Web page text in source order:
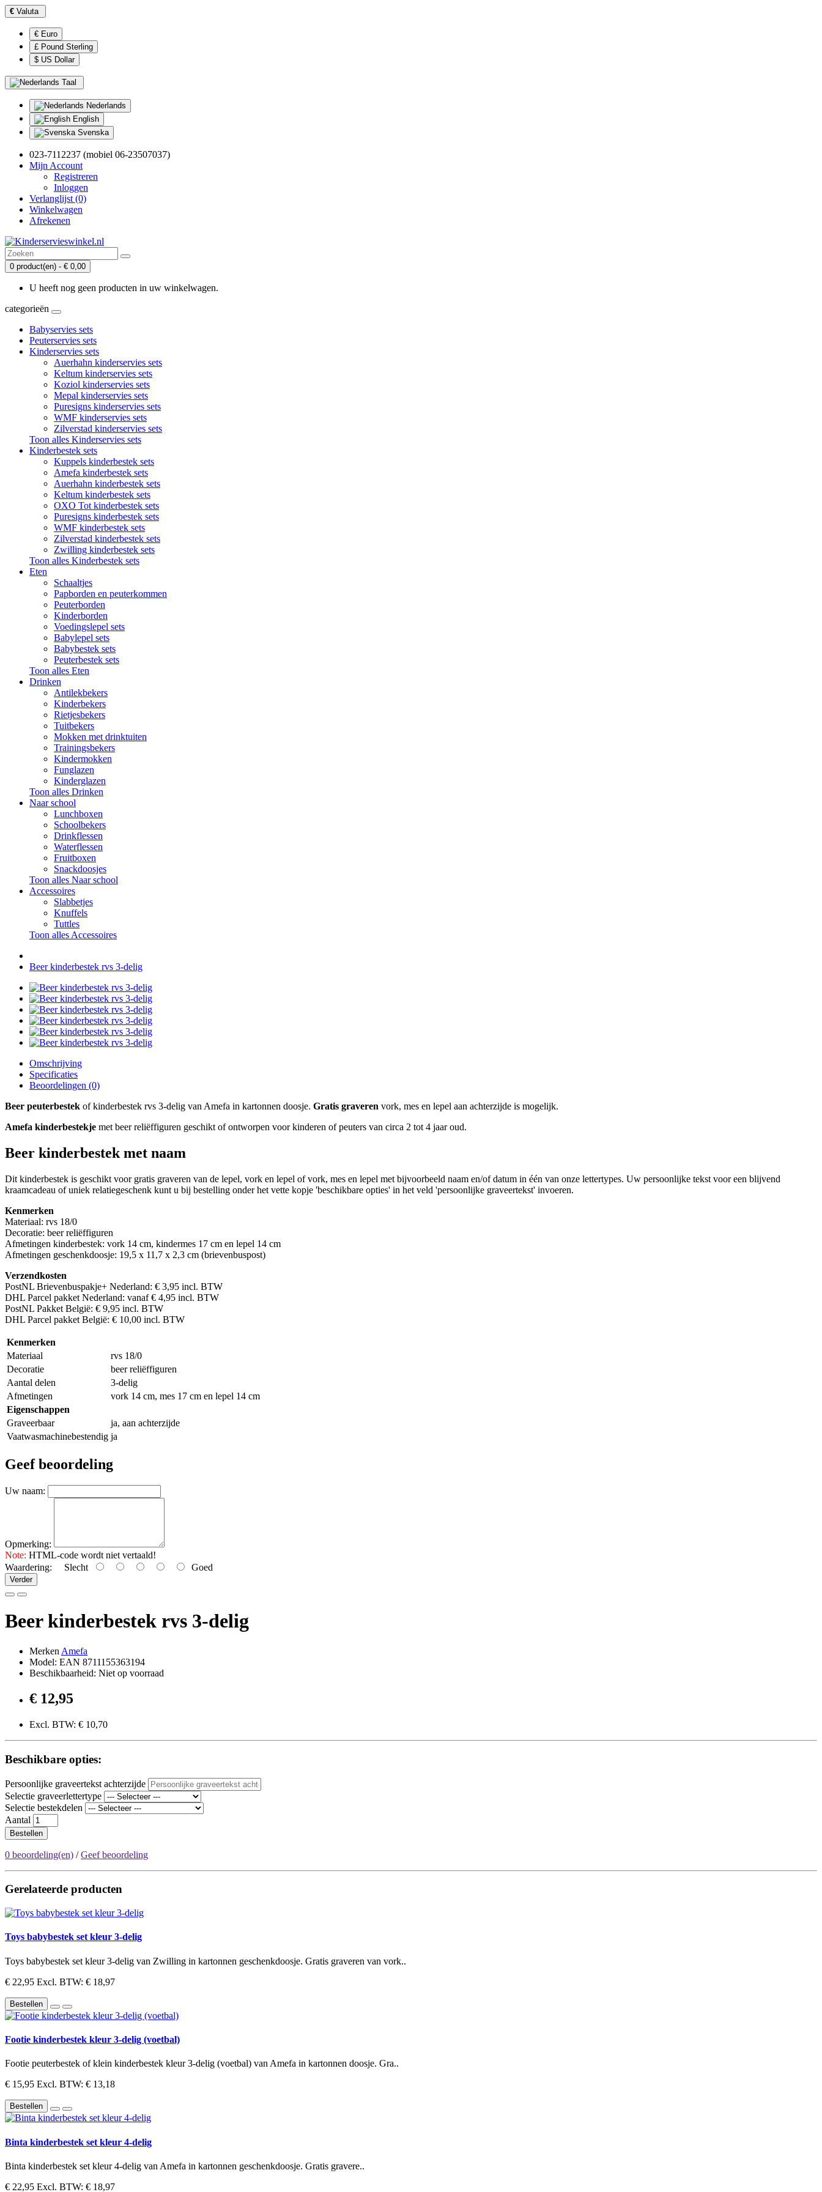
€ Valuta
€ Euro
£ Pound Sterling
$ US Dollar
Taal
Nederlands
English
Svenska
023-7112237 (mobiel 06-23507037)
Mijn Account
Registreren
Inloggen
Verlanglijst (0)
Winkelwagen
Afrekenen
0 product(en) - € 0,00
U heeft nog geen producten in uw winkelwagen.
categorieën
Babyservies sets
Peuterservies sets
Kinderservies sets
Auerhahn kinderservies sets
Keltum kinderservies sets
Koziol kinderservies sets
Mepal kinderservies sets
Puresigns kinderservies sets
WMF kinderservies sets
Zilverstad kinderservies sets
Toon alles Kinderservies sets
Kinderbestek sets
Kuppels kinderbestek sets
Amefa kinderbestek sets
Auerhahn kinderbestek sets
Keltum kinderbestek sets
OXO Tot kinderbestek sets
Puresigns kinderbestek sets
WMF kinderbestek sets
Zilverstad kinderbestek sets
Zwilling kinderbestek sets
Toon alles Kinderbestek sets
Eten
Schaaltjes
Papborden en peuterkommen
Peuterborden
Kinderborden
Voedingslepel sets
Babylepel sets
Babybestek sets
Peuterbestek sets
Toon alles Eten
Drinken
Antilekbekers
Kinderbekers
Rietjesbekers
Tuitbekers
Mokken met drinktuiten
Trainingsbekers
Kindermokken
Funglazen
Kinderglazen
Toon alles Drinken
Naar school
Lunchboxen
Schoolbekers
Drinkflessen
Waterflessen
Fruitboxen
Snackdoosjes
Toon alles Naar school
Accessoires
Slabbetjes
Knuffels
Tuttles
Toon alles Accessoires
Beer kinderbestek rvs 3-delig
Omschrijving
Specificaties
Beoordelingen (0)
Beer peuterbestek of kinderbestek rvs 3-delig van Amefa in kartonnen doosje. Gratis graveren vork, mes en lepel aan achterzijde is mogelijk.
Amefa kinderbestekje met beer reliëffiguren geschikt of ontworpen voor kinderen of peuters van circa 2 tot 4 jaar oud.
Beer kinderbestek met naam
Dit kinderbestek is geschikt voor gratis graveren van de lepel, vork en lepel of vork, mes en lepel met bijvoorbeeld naam en/of datum in één van onze lettertypes. Uw persoonlijke tekst voor een blijvend
kraamcadeau of uniek relatiegeschenk kunt u bij bestelling onder het vette kopje 'beschikbare opties' in het veld 'persoonlijke graveertekst' invoeren.
Kenmerken
Materiaal: rvs 18/0
Decoratie: beer reliëffiguren
Afmetingen kinderbestek: vork 14 cm, kindermes 17 cm en lepel 14 cm
Afmetingen geschenkdoosje: 19,5 x 11,7 x 2,3 cm (brievenbuspost)
Verzendkosten
PostNL Brievenbuspakje+ Nederland: € 3,95 incl. BTW
DHL Parcel pakket Nederland: vanaf € 4,95 incl. BTW
PostNL Pakket België: € 9,95 incl. BTW
DHL Parcel pakket België: € 10,00 incl. BTW
Kenmerken
Materiaal
rvs 18/0
Decoratie
beer reliëffiguren
Aantal delen
3-delig
Afmetingen
vork 14 cm, mes 17 cm en lepel 14 cm
Eigenschappen
Graveerbaar
ja, aan achterzijde
Vaatwasmachinebestendig ja
Geef beoordeling
Uw naam:
Opmerking:
Note: HTML-code wordt niet vertaald!
Waardering: Slecht Goed
Verder
Beer kinderbestek rvs 3-delig
Merken Amefa
Model: EAN 8711155363194
Beschikbaarheid: Niet op voorraad
€ 12,95
Excl. BTW: € 10,70
Beschikbare opties:
Persoonlijke graveertekst achterzijde
Selectie graveerlettertype
Selectie bestekdelen
Aantal
Bestellen
0 beoordeling(en) /Geef beoordeling
Gerelateerde producten
Toys babybestek set kleur 3-delig
Toys babybestek set kleur 3-delig van Zwilling in kartonnen geschenkdoosje. Gratis graveren van vork..
€ 22,95 Excl. BTW: € 18,97
Bestellen
Footie kinderbestek kleur 3-delig (voetbal)
Footie peuterbestek of klein kinderbestek kleur 3-delig (voetbal) van Amefa in kartonnen doosje. Gra..
€ 15,95 Excl. BTW: € 13,18
Bestellen
Binta kinderbestek set kleur 4-delig
Binta kinderbestek set kleur 4-delig van Amefa in kartonnen geschenkdoosje. Gratis gravere..
€ 22,95 Excl. BTW: € 18,97